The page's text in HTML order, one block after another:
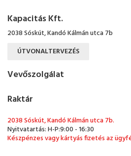
Kapacitás Kft.
2038 Sóskút, Kandó Kálmán utca 7b
ÚTVONALTERVEZÉS
Vevőszolgálat
Raktár
2038 Sóskút, Kandó Kálmán utca 7b.
Nyitvatartás: H-P:9:00 - 16:30
Készpénzes vagy kártyás fizetés az